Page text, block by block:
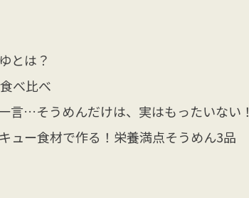
とは？
べ比べ
言…そうめんだけは、実はもったいない！
ー食材で作る！栄養満点そうめん3品